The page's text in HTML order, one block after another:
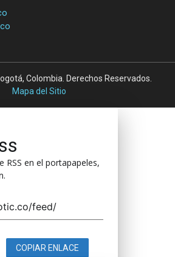
Colombia. Derechos Reservados.
Mapa del Sitio
RSS en el portapapeles,
COPIAR ENLACE